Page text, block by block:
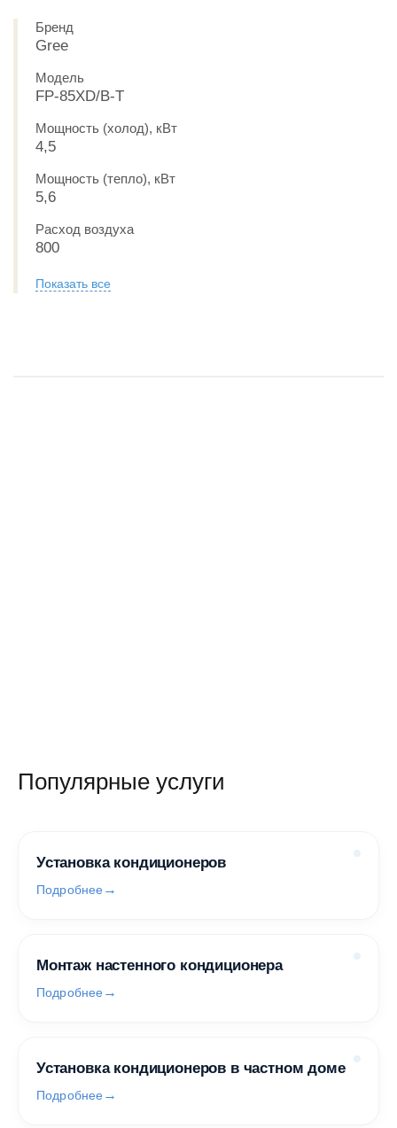
Бренд
Gree
Модель
FP-85XD/B-T
Мощность (холод), кВт
4,5
Мощность (тепло), кВт
5,6
Расход воздуха
800
Показать все
Популярные услуги
Установка кондиционеров
Подробнее
Монтаж настенного кондиционера
Подробнее
Установка кондиционеров в частном доме
Подробнее